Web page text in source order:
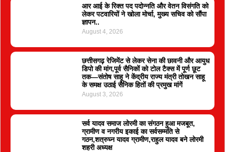
आर आई के रिक्त पद पदोन्नति और वेतन विसंगति को
लेकर पटवारियों ने खोला मोर्चा, मुख्य सचिव को सौंपा
ज्ञापन..
August 4, 2026
छत्तीसगढ़ रेजिमेंट से लेकर सेना की छावनी और आयुध
डिपो की मांग,पूर्व सैनिकों को टोल टैक्स में पूर्ण छूट
तक—संतोष साहू ने केंद्रीय राज्य मंत्री तोखन साहू
के समक्ष उठाई सैनिक हितों की प्रमुख मांगें
August 3, 2026
सर्व यादव समाज लोरमी का संगठन हुआ मजबूत,
ग्रामीण व नगरीय इकाई का सर्वसम्मति से
गठन,शत्रुघ्न यादव ग्रामीण,राहुल यादव बने लोरमी
शहरी अध्यक्ष